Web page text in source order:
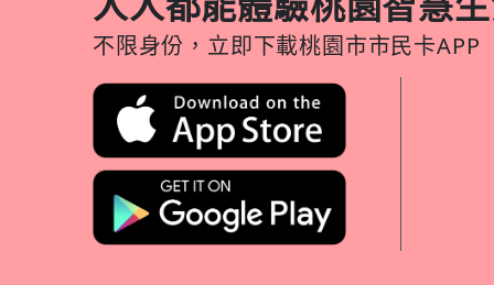
不限身份，立即下載桃園市市民卡APP